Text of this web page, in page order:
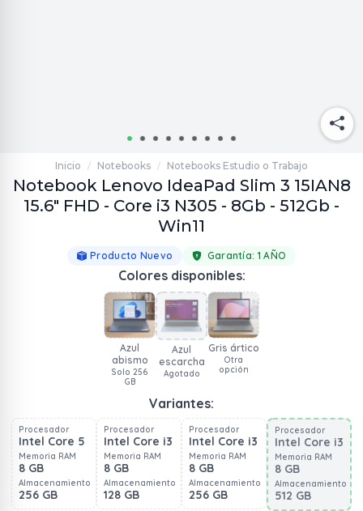
Inicio / Notebooks / Notebooks Estudio o Trabajo
Notebook Lenovo IdeaPad Slim 3 15IAN8
15.6" FHD - Core i3 N305 - 8Gb - 512Gb -
Win11
Producto Nuevo Garantía: 1 AÑO
Colores disponibles:
Azul
abismo
Solo 256
GB
Azul
escarcha
Agotado
Gris ártico
Otra
opción
Variantes:
Procesador
Intel Core 5
Memoria RAM
8 GB
Almacenamiento
256 GB
Procesador
Intel Core i3
Memoria RAM
8 GB
Almacenamiento
128 GB
Procesador
Intel Core i3
Memoria RAM
8 GB
Almacenamiento
256 GB
Procesador
Intel Core i3
Memoria RAM
8 GB
Almacenamiento
512 GB